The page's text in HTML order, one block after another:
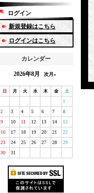
ログイン
新規登録はこちら
ログインはこちら
カレンダー
2026年8月 次月»
日 月 火 水 木 金 土
1
2
3 4 5 6 7
8
9
10 11 12 13 14
15
16
17 18 19 20 21
22
23
24 25 26 27 28
29
30
31